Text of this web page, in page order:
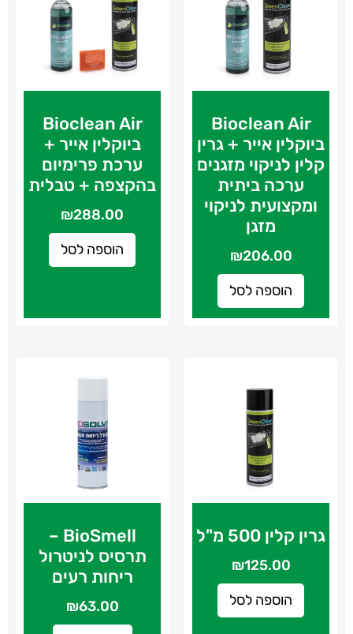
Bioclean Air
ביוקלין אייר + גרין
קלין לניקוי מזגנים
ערכה ביתית
ומקצועית לניקוי
מזגן
₪206.00
הוספה לסל
Bioclean Air
ביוקלין אייר +
ערכת פרימיום
בהקצפה + טבלית
₪288.00
הוספה לסל
גרין קלין 500 מ"ל
₪125.00
הוספה לסל
BioSmell –
תרסיס לניטרול
ריחות רעים
₪63.00